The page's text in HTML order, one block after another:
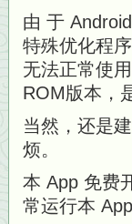
由 于
特殊优化程
无法正常使
ROM版本，
当然，还是
烦。
本 App 免费
常运行本